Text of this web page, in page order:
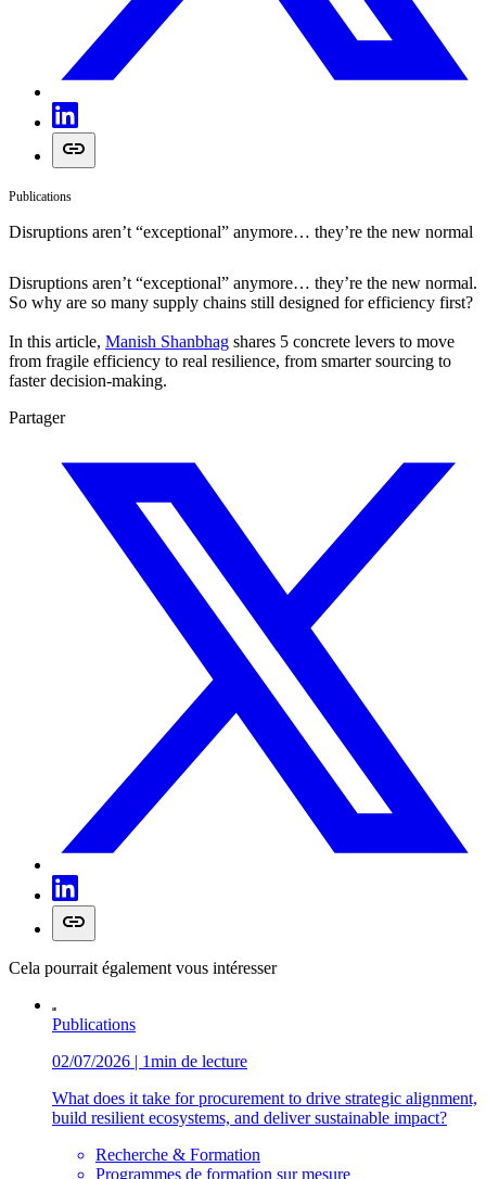
Publications
Disruptions aren’t “exceptional” anymore… they’re the new normal
Disruptions aren’t “exceptional” anymore… they’re the new normal.
So why are so many supply chains still designed for efficiency first?
In this article, Manish Shanbhag shares 5 concrete levers to move
from fragile efficiency to real resilience, from smarter sourcing to
faster decision-making.
Partager
Cela pourrait également vous intéresser
Publications
02/07/2026 | 1min de lecture
What does it take for procurement to drive strategic alignment,
build resilient ecosystems, and deliver sustainable impact?
Recherche & Formation
Programmes de formation sur mesure